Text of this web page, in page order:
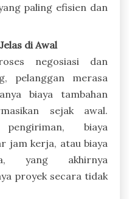
paling efisien dan
di Awal
negosiasi dan
pelanggan merasa
biaya tambahan
sejak awal.
biaya
jam kerja, atau biaya
yang akhirnya
proyek secara tidak